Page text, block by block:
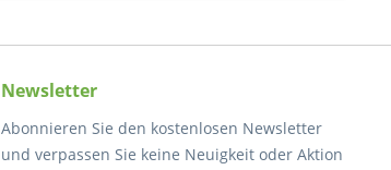
Newsletter
Abonnieren Sie den kostenlosen Newsletter
und verpassen Sie keine Neuigkeit oder Aktion